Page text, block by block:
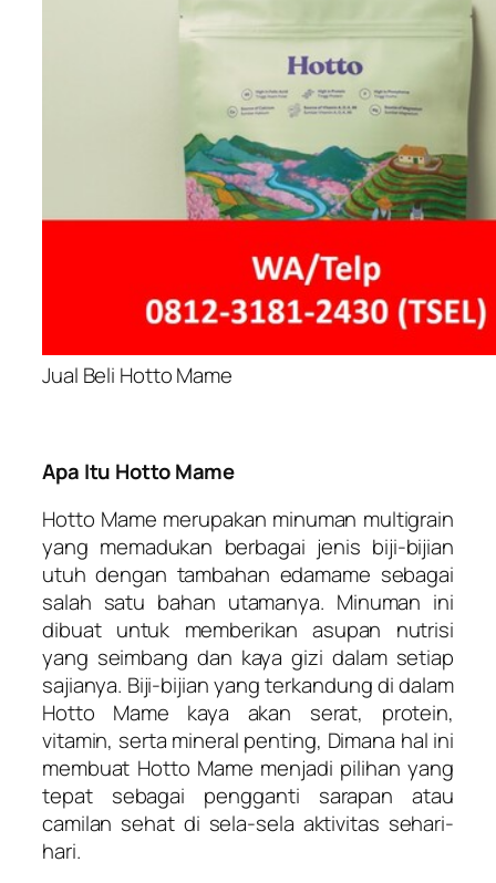
Jual Beli Hotto Mame
Apa Itu Hotto Mame
Hotto Mame merupakan minuman multigrain
yang memadukan berbagai jenis biji-bijian
utuh dengan tambahan edamame sebagai
salah satu bahan utamanya. Minuman ini
dibuat untuk memberikan asupan nutrisi
yang seimbang dan kaya gizi dalam setiap
sajianya. Biji-bijian yang terkandung di dalam
Hotto Mame kaya akan serat, protein,
vitamin, serta mineral penting, Dimana hal ini
membuat Hotto Mame menjadi pilihan yang
tepat sebagai pengganti sarapan atau
camilan sehat di sela-sela aktivitas sehari-
hari.